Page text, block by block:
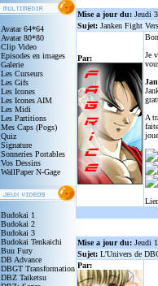
Avatar 64*64
Avatar 80*80
Clip Video
Episodes en images
Galerie
Les Curseurs
Les Gifs
Les Icones
Les Icones AIM
Les Midi
Les Partitions
Mes Caps (Pogs)
Quiz
Signature
Sonneries Portables
Vos Dessins
WallPaper N-Gage
Budokai 1
Budokai 2
Budokai 3
Budokai Tenkaichi
Buu Fury
DB Advance
DBGT Transformation
DBZ Taiketsu
Mise a jour du: Jeudi
Sujet: Janken Fight
Par:
Je
A
Mise a jour du: Jeudi
Sujet: L'Univers de
Par: